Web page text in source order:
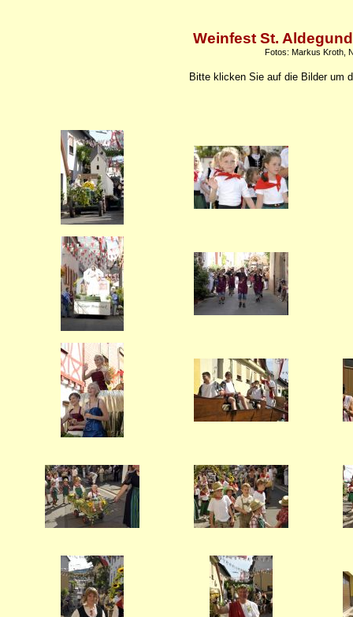
Weinfest St.
Fotos: Markus Kroth,
Bitte klicken Sie auf die Bilder um